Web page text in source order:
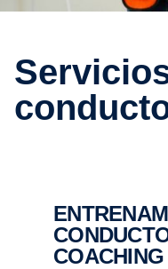
Servicios al
ENTRENAMIENTOS AL
COACHING